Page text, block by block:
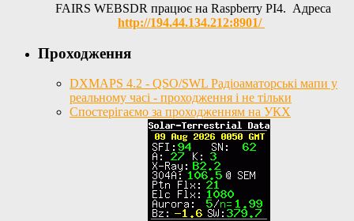
FAIRS WEBSDR працює на Raspberry PI4. Адреса
http://194.44.134.212:8901/
Проходження
DXMAPS 4.2 - QSO/SWL Радіоаматорські мапи у
реальному часі - проходження і не тільки
Спостерігаємо за проходженням на УКХ